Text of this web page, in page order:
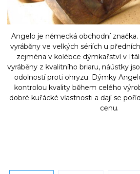
Angelo je německá obchodní
vyráběny ve velkých sériích u
zejména v kolébce dýmkařství v
vyráběny z kvalitního briaru, náústky
odolností proti ohryzu. Dýmky
kontrolou kvality během celého
dobré kuřácké vlastnosti a dají se
cenu.